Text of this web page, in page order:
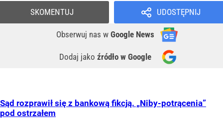
UDOSTĘPNIJ
Obserwuj nas w Google News
Dodaj jako źródło w Google
SKOMENTUJ
Sąd rozprawił się z bankową fikcją. „Niby-potrącenia”
pod ostrzałem